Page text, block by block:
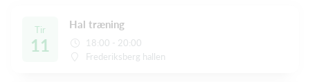
Tir
11
Hal træning
18:00 - 20:00
Frederiksberg hallen